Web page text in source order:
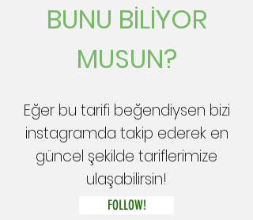
BUNU BİLİYOR
MUSUN?
Eğer bu tarifi beğendiysen bizi
instagramda takip ederek en
güncel şekilde tariflerimize
ulaşabilirsin!
FOLLOW!